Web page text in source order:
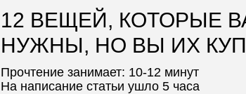
12 ВЕЩЕЙ, КОТОРЫЕ
НУЖНЫ, НО ВЫ ИХ
Прочтение занимает: 10-12 минут
На написание статьи ушло 5 часа